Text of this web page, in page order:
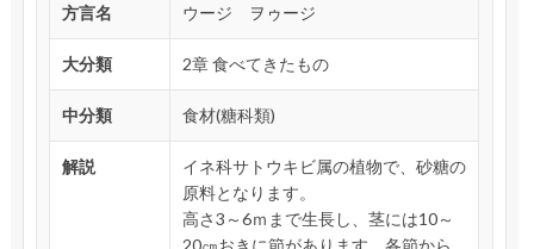
方言名 ウージ ヲゥージ
大分類 2章 食べてきたもの
中分類 食材(糖科類)
解説
イネ科サトウキビ属の植物で、砂糖の
原料となります。
高さ3～6ｍまで生長し、茎には10～
20㎝おきに節があります。各節から